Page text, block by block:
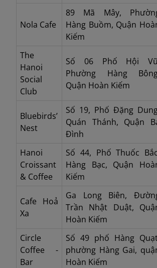
Nola Cafe
89 Mã Mây,
Hàng Buồm, Quận
Kiếm
The
Hanoi
Social
Club
Số 06 Phố Hội
Phường Hàng
Quận Hoàn Kiếm
Bluebirds’
Nest
Số 19, Phố Đặng
Quán Thánh, Quận
Đình
Hanoi
Croissant
& Coffee
Số 44, Phố Thuốc
Hàng Bạc, Quận
Kiếm
Cafe Hoả
Xa
Ga Long Biên,
Trần Nhật Duật,
Hoàn Kiếm
Circle
Coffee -
Bar
Số 49 phố Hàng
phường Hàng Gai,
Hoàn Kiếm